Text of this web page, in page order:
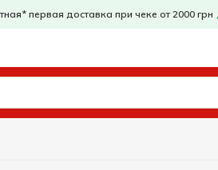
первая доставка при чеке от 2000 грн